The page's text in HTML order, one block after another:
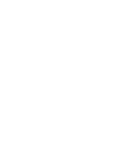
et auprès de
le cœur de tout
"Ô Hâmân,
le Dieu de Moïse
menteur." Ainsi
parut enjolivée ;
et le stratagème